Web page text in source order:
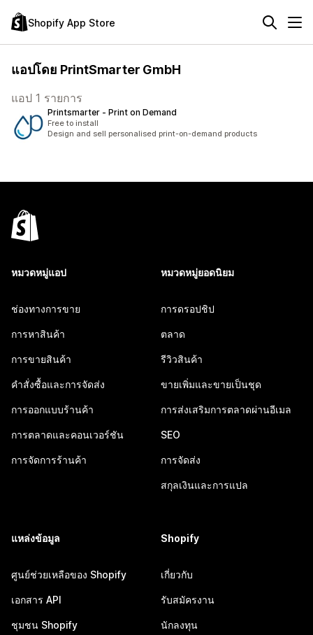
Shopify App Store
แอปโดย PrintSmarter GmbH
แอป 1 รายการ
Printsmarter ‑ Print on Demand
Free to install
Design and sell personalised print-on-demand products
หมวดหมู่แอป
ช่องทางการขาย
การหาสินค้า
การขายสินค้า
คำสั่งซื้อและการจัดส่ง
การออกแบบร้านค้า
การตลาดและคอนเวอร์ชัน
การจัดการร้านค้า
หมวดหมู่ยอดนิยม
การดรอปชิป
ตลาด
รีวิวสินค้า
ขายเพิ่มและขายเป็นชุด
การส่งเสริมการตลาดผ่านอีเมล
SEO
การจัดส่ง
สกุลเงินและการแปล
แหล่งข้อมูล
ศูนย์ช่วยเหลือของ Shopify
เอกสาร API
ชุมชน Shopify
Shopify
เกี่ยวกับ
รับสมัครงาน
นักลงทุน